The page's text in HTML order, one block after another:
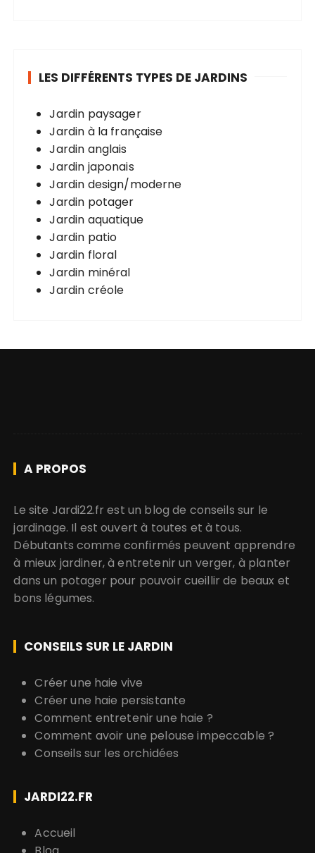
LES DIFFÉRENTS TYPES DE JARDINS
Jardin paysager
Jardin à la française
Jardin anglais
Jardin japonais
Jardin design/moderne
Jardin potager
Jardin aquatique
Jardin patio
Jardin floral
Jardin minéral
Jardin créole
A PROPOS
Le site Jardi22.fr est un blog de conseils sur le
jardinage. Il est ouvert à toutes et à tous.
Débutants comme confirmés peuvent apprendre
à mieux jardiner, à entretenir un verger, à planter
dans un potager pour pouvoir cueillir de beaux et
bons légumes.
CONSEILS SUR LE JARDIN
Créer une haie vive
Créer une haie persistante
Comment entretenir une haie ?
Comment avoir une pelouse impeccable ?
Conseils sur les orchidées
JARDI22.FR
Accueil